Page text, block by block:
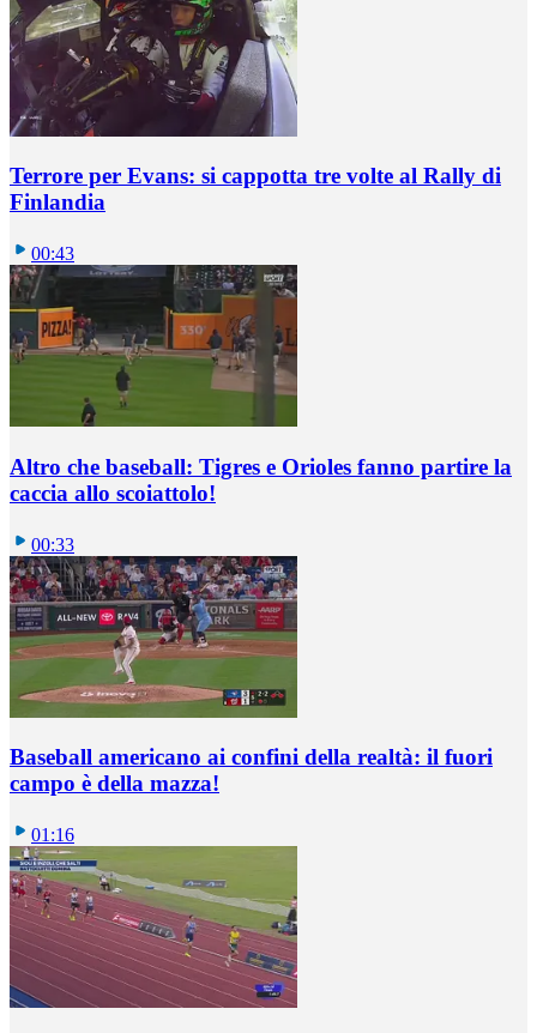
Terrore per Evans: si cappotta tre volte al Rally di
Finlandia
00:43
Altro che baseball: Tigres e Orioles fanno partire la
caccia allo scoiattolo!
00:33
Baseball americano ai confini della realtà: il fuori
campo è della mazza!
01:16